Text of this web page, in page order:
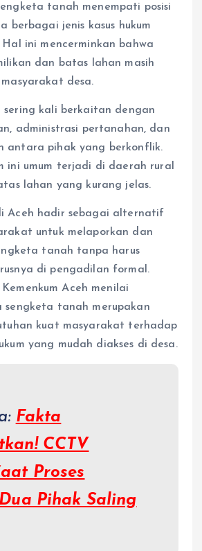
tanah menempati posisi
berbagai jenis kasus hukum
ini mencerminkan bahwa
dan batas lahan masih
desa.
kali berkaitan dengan
administrasi pertanahan, dan
antara pihak yang berkonflik.
ini umum terjadi di daerah rural
lahan yang kurang jelas.
Aceh hadir sebagai alternatif
untuk melaporkan dan
tanah tanpa harus
di pengadilan formal.
Aceh menilai
sengketa tanah merupakan
kuat masyarakat terhadap
yang mudah diakses di desa.
Fakta
CCTV
Proses
Pihak Saling